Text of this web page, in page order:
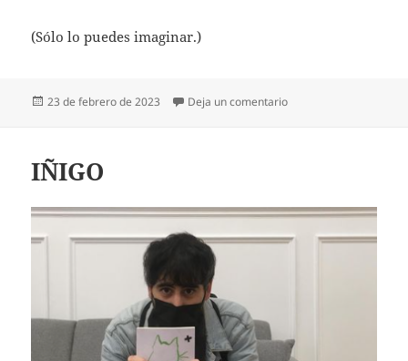
(Sólo lo puedes imaginar.)
Publicado
23 de febrero de 2023 Deja un comentarioen NO LO PUEDES VER
IÑIGO